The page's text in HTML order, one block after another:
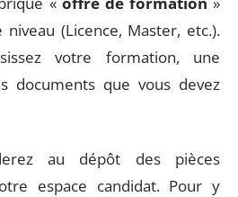
(Licence, Master, etc.).
votre formation, une
documents que vous devez
au dépôt des pièces
espace candidat. Pour y